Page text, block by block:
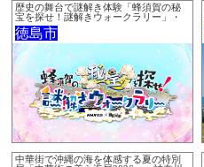
歴史の舞台で謎解き体験「蜂須賀の秘
宝を探せ！謎解きウォークラリー」・
徳島県徳島市
徳島市
中華街で沖縄の海を体感する夏の特別